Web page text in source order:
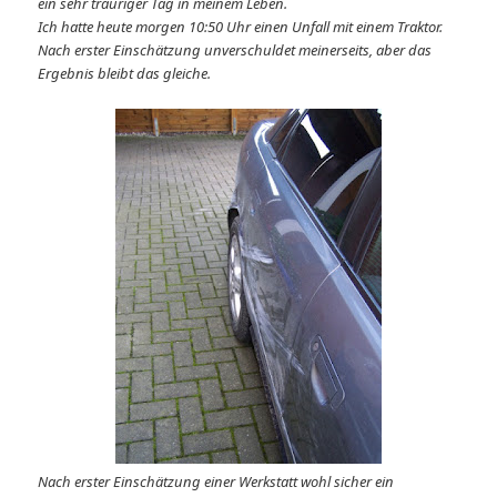
Ich hatte heute morgen 10:50 Uhr einen Unfall mit einem Traktor.
Nach erster Einschätzung unverschuldet meinerseits, aber das
Ergebnis bleibt das gleiche.
Nach erster Einschätzung einer Werkstatt wohl sicher ein